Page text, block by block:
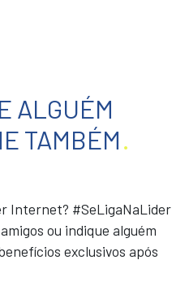
ALGUÉM
TAMBÉM.
Internet? #SeLigaNaLider
ou indique alguém
exclusivos após